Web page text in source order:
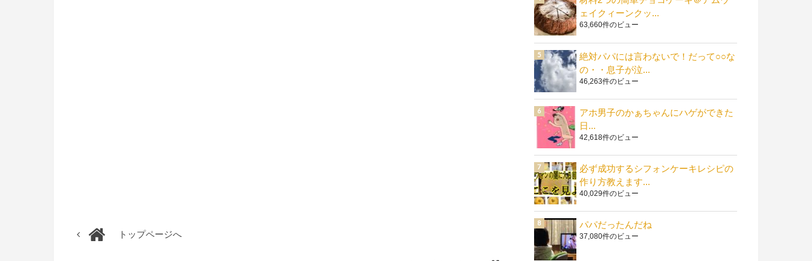
トップページへ
ェイクィーンクッ...
63,660件のビュー
絶対パパには言わないで！だって○○な
の・・息子が泣...
46,263件のビュー
アホ男子のかぁちゃんにハゲができた
日...
42,618件のビュー
必ず成功するシフォンケーキレシピの
作り方教えます...
40,029件のビュー
パパだったんだね
37,080件のビュー